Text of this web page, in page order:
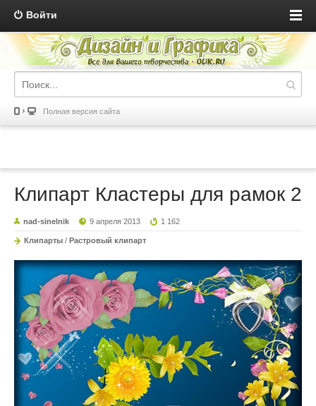
Войти
Полная версия сайта
Клипарт Кластеры для рамок 2
nad-sinelnik 9 апреля 2013 1 162
Клипарты / Растровый клипарт